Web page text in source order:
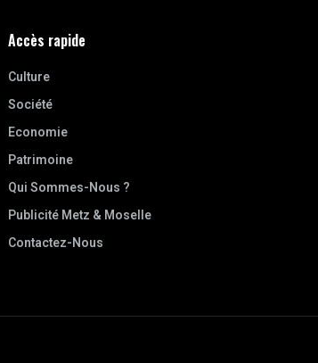
Accès rapide
Culture
Société
Economie
Patrimoine
Qui Sommes-Nous ?
Publicité Metz & Moselle
Contactez-Nous